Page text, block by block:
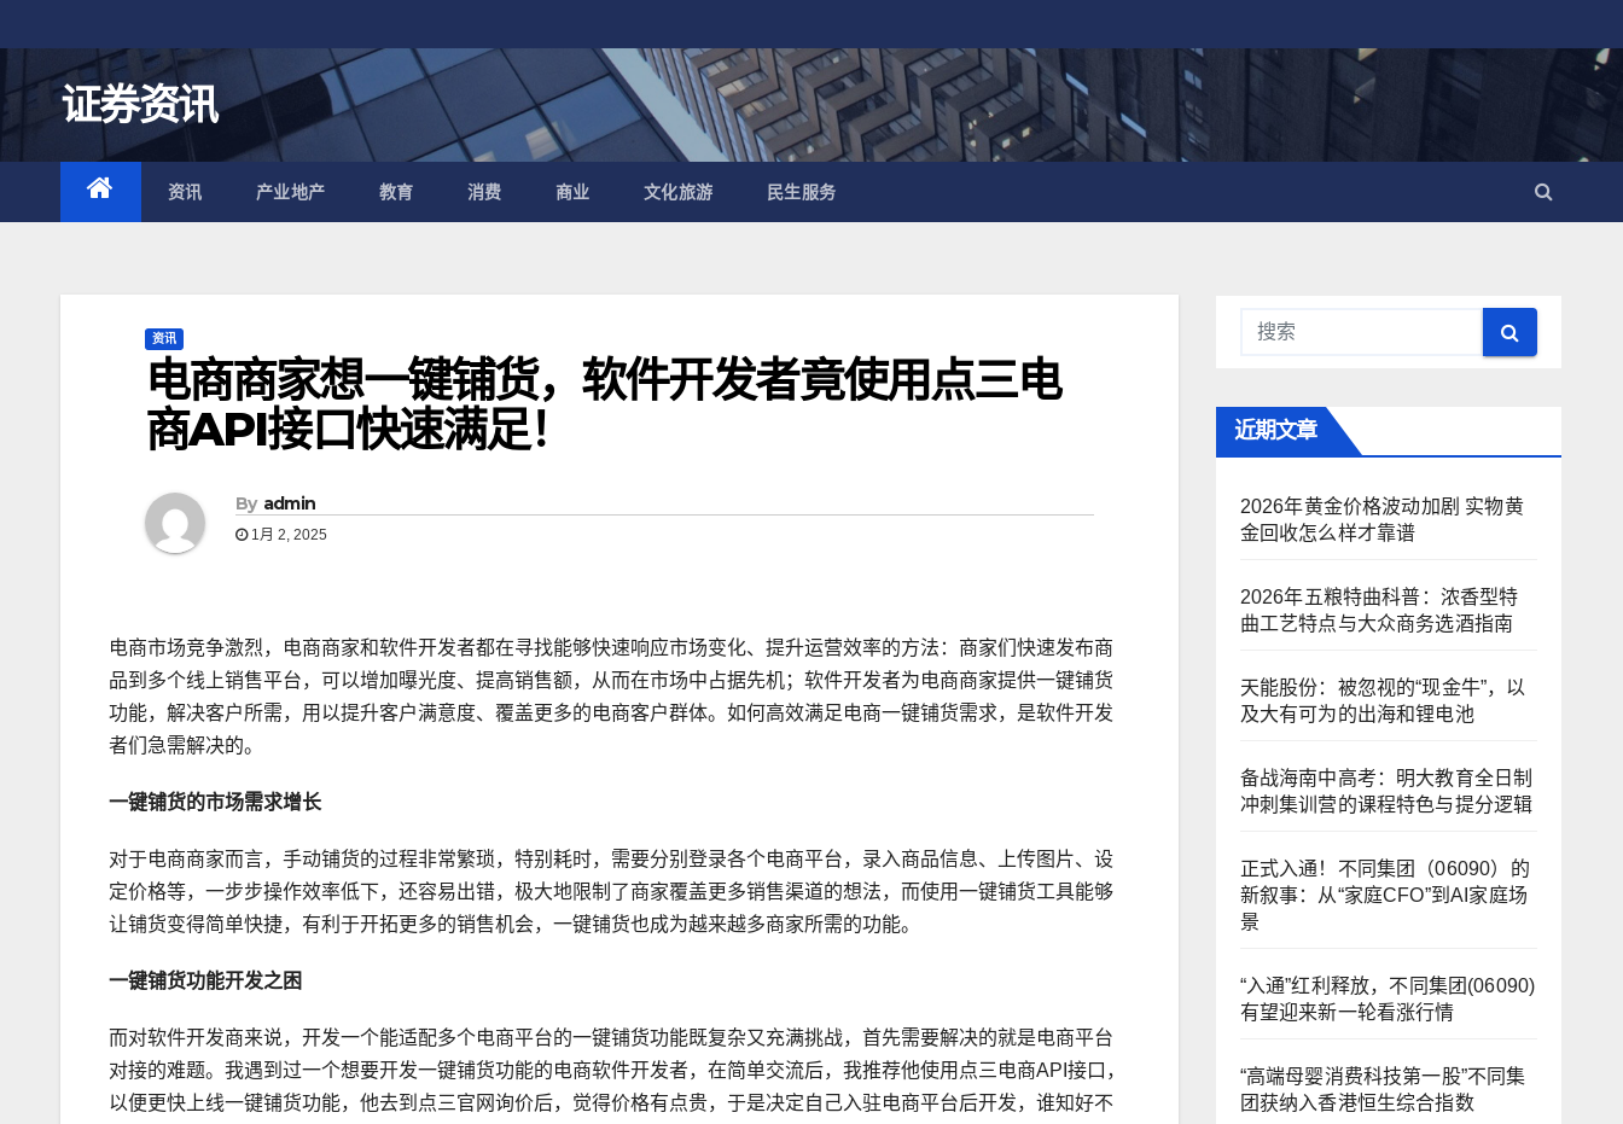
至
内
容
证券资讯
资讯 产业地产 教育 消费 商业 文化旅游 民生服务
资讯
电商商家想一键铺货，软件开发者竟使用点三电
商API接口快速满足！
By admin
1月 2, 2025
电商市场竞争激烈，电商商家和软件开发者都在寻找能够快速响应市场变化、提升运营效率的方法：商家们快速发布商
品到多个线上销售平台，可以增加曝光度、提高销售额，从而在市场中占据先机；软件开发者为电商商家提供一键铺货
功能，解决客户所需，用以提升客户满意度、覆盖更多的电商客户群体。如何高效满足电商一键铺货需求，是软件开发
者们急需解决的。
一键铺货的市场需求增长
对于电商商家而言，手动铺货的过程非常繁琐，特别耗时，需要分别登录各个电商平台，录入商品信息、上传图片、设
定价格等，一步步操作效率低下，还容易出错，极大地限制了商家覆盖更多销售渠道的想法，而使用一键铺货工具能够
让铺货变得简单快捷，有利于开拓更多的销售机会，一键铺货也成为越来越多商家所需的功能。
一键铺货功能开发之困
而对软件开发商来说，开发一个能适配多个电商平台的一键铺货功能既复杂又充满挑战，首先需要解决的就是电商平台
对接的难题。我遇到过一个想要开发一键铺货功能的电商软件开发者，在简单交流后，我推荐他使用点三电商API接口，
以便更快上线一键铺货功能，他去到点三官网询价后，觉得价格有点贵，于是决定自己入驻电商平台后开发，谁知好不
近期文章
2026年黄金价格波动加剧 实物黄
金回收怎么样才靠谱
2026年五粮特曲科普：浓香型特
曲工艺特点与大众商务选酒指南
天能股份：被忽视的“现金牛”，以
及大有可为的出海和锂电池
备战海南中高考：明大教育全日制
冲刺集训营的课程特色与提分逻辑
正式入通！不同集团（06090）的
新叙事：从“家庭CFO”到AI家庭场
景
“入通”红利释放，不同集团(06090)
有望迎来新一轮看涨行情
“高端母婴消费科技第一股”不同集
团获纳入香港恒生综合指数